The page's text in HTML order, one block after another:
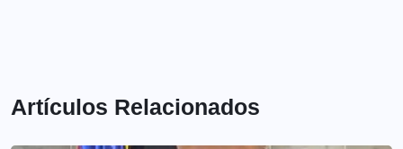
Artículos Relacionados